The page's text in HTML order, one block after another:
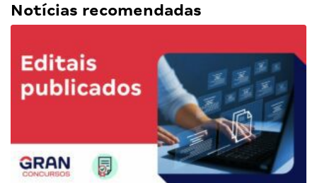
Notícias recomendadas